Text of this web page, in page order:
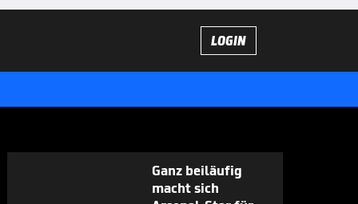
LOGIN
Ganz beiläufig
macht sich